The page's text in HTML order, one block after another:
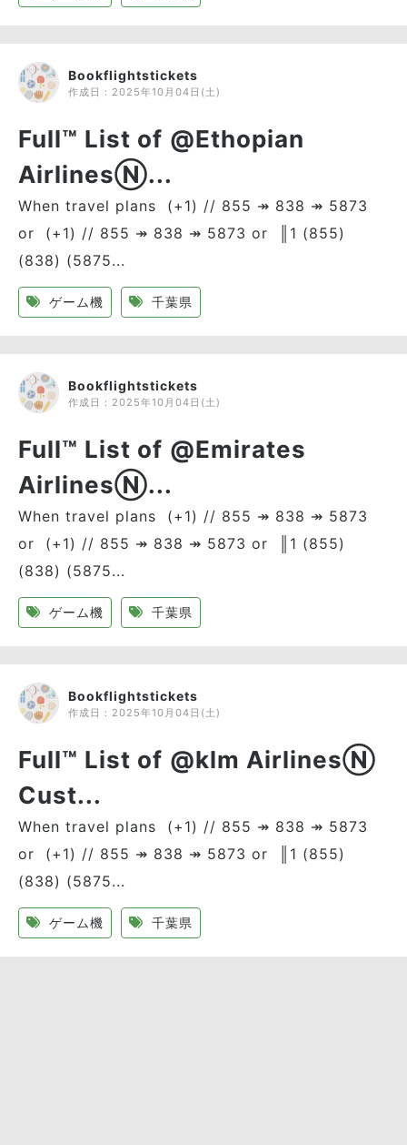
Bookflightstickets
作成日： 2025年10月04日(土)
Full™ List of @Ethopian
AirlinesⓃ...
When travel plans (+1) // 855 ↠ 838 ↠ 5873
or (+1) // 855 ↠ 838 ↠ 5873 or ║1 (855)
(838) (5875...
ゲーム機 千葉県
Bookflightstickets
作成日： 2025年10月04日(土)
Full™ List of @Emirates
AirlinesⓃ...
When travel plans (+1) // 855 ↠ 838 ↠ 5873
or (+1) // 855 ↠ 838 ↠ 5873 or ║1 (855)
(838) (5875...
ゲーム機 千葉県
Bookflightstickets
作成日： 2025年10月04日(土)
Full™ List of @klm AirlinesⓃ
Cust...
When travel plans (+1) // 855 ↠ 838 ↠ 5873
or (+1) // 855 ↠ 838 ↠ 5873 or ║1 (855)
(838) (5875...
ゲーム機 千葉県